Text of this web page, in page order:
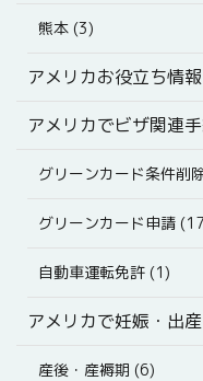
熊本 (3)
アメリカお役立ち情
アメリカでビザ関連
グリーンカード条件削
グリーンカード申請
自動車運転免許 (1)
アメリカで妊娠・出
産後・産褥期 (6)